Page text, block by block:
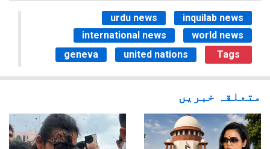
urdu news
inquilab news
international news
world news
geneva
united nations Tags
متعلقہ خبریں